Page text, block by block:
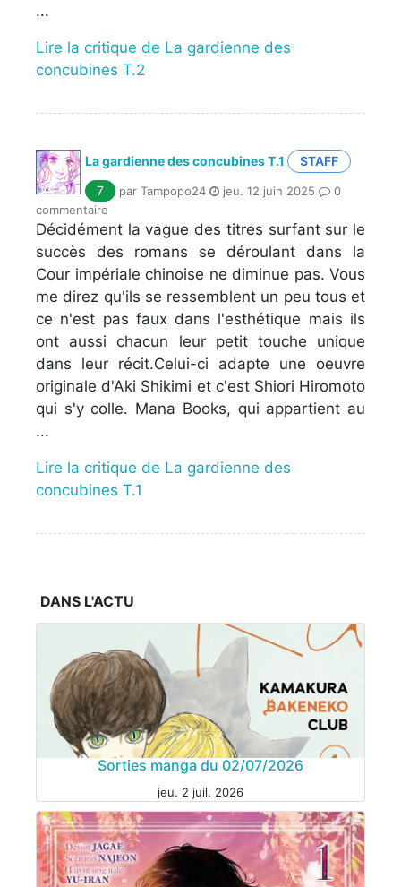
...
Lire la critique de La gardienne des
concubines T.2
La gardienne des concubines T.1
STAFF
7
par Tampopo24 jeu. 12 juin 2025
0
commentaire
Décidément la vague des titres surfant sur le
succès des romans se déroulant dans la
Cour impériale chinoise ne diminue pas. Vous
me direz qu'ils se ressemblent un peu tous et
ce n'est pas faux dans l'esthétique mais ils
ont aussi chacun leur petit touche unique
dans leur récit.Celui-ci adapte une oeuvre
originale d'Aki Shikimi et c'est Shiori Hiromoto
qui s'y colle. Mana Books, qui appartient au
...
Lire la critique de La gardienne des
concubines T.1
DANS L'ACTU
Sorties manga du 02/07/2026
jeu. 2 juil. 2026